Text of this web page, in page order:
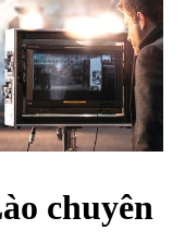
chuyên